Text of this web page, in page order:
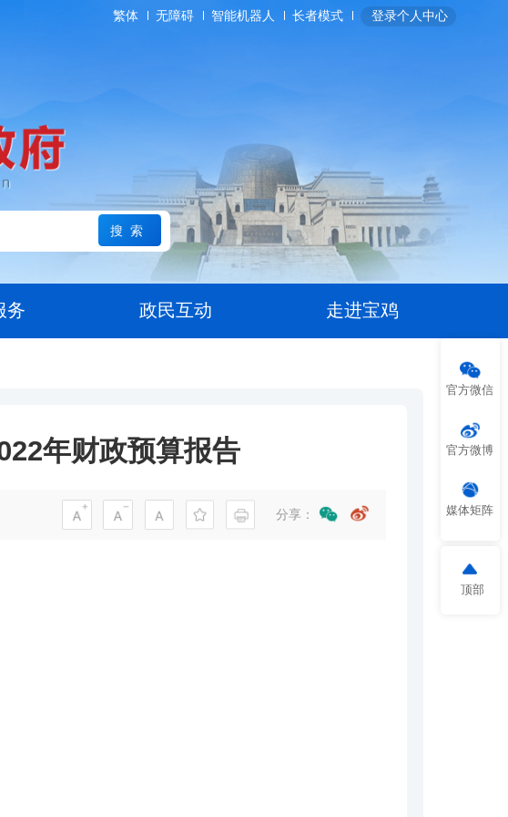
繁体 无障碍 智能机器人 长者模式 登录个人中心
搜索
务 政民互动 走进宝鸡
官方微信
官方微博
媒体矩阵
顶部
年财政预算报告
分享：